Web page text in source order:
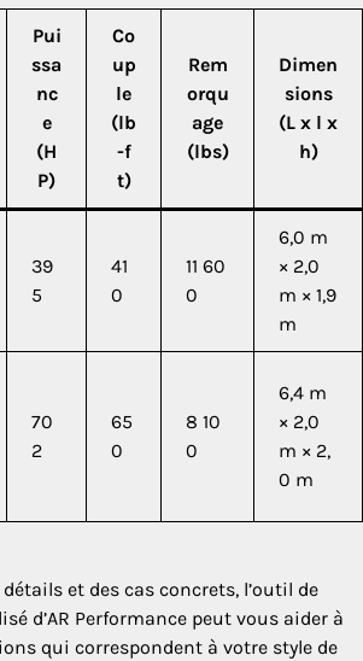
Pui
ssa
nc
e
(H
P)
Co
up
le
(lb
-f
t)
Rem
orqu
age
(lbs)
Dimen
sions
(L x l x
h)
39
5
41
0
11 60
0
6,0 m
× 2,0
m × 1,9
m
70
2
65
0
8 10
0
6,4 m
× 2,0
m × 2,
0 m
et des cas concrets, l’outil de
d’AR Performance peut vous aider à
qui correspondent à votre style de